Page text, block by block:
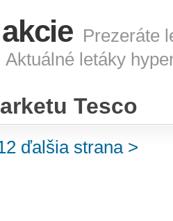
Prezeráte
Aktuálné letáky
Tesco
ďalšia strana >